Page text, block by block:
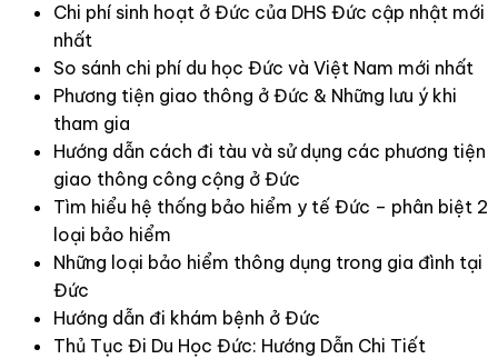
Chi phí sinh hoạt ở Đức của DHS Đức cập nhật mới
nhất
So sánh chi phí du học Đức và Việt Nam mới nhất
Phương tiện giao thông ở Đức & Những lưu ý khi
tham gia
Hướng dẫn cách đi tàu và sử dụng các phương tiện
giao thông công cộng ở Đức
Tìm hiểu hệ thống bảo hiểm y tế Đức – phân biệt 2
loại bảo hiểm
Những loại bảo hiểm thông dụng trong gia đình tại
Đức
Hướng dẫn đi khám bệnh ở Đức
Thủ Tục Đi Du Học Đức: Hướng Dẫn Chi Tiết